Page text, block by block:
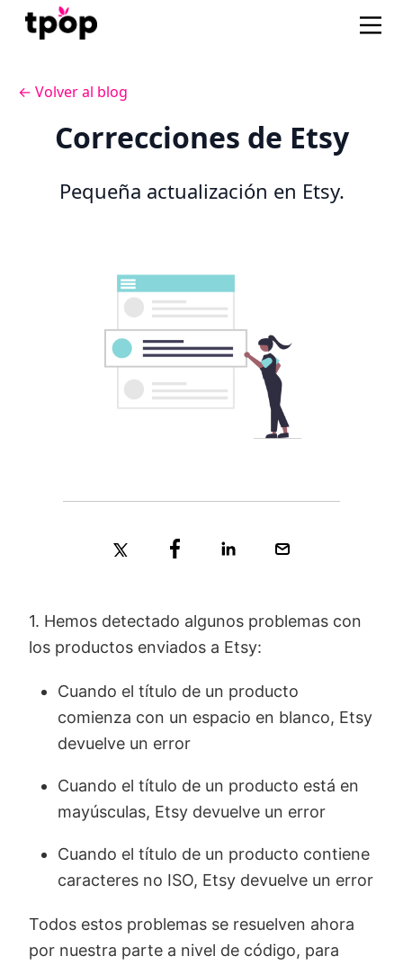
← Volver al blog
Correcciones de Etsy
Pequeña actualización en Etsy.
1. Hemos detectado algunos problemas con
los productos enviados a Etsy:
Cuando el título de un producto
comienza con un espacio en blanco, Etsy
devuelve un error
Cuando el título de un producto está en
mayúsculas, Etsy devuelve un error
Cuando el título de un producto contiene
caracteres no ISO, Etsy devuelve un error
Todos estos problemas se resuelven ahora
por nuestra parte a nivel de código, para